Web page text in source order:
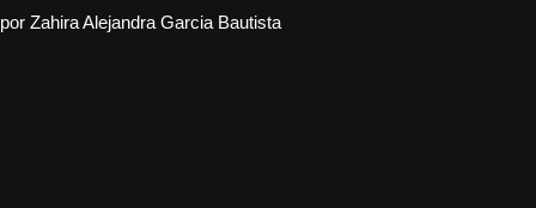
por Zahira Alejandra Garcia Bautista